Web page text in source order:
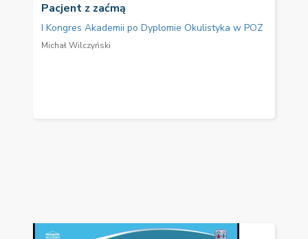
Pacjent z zaćmą
I Kongres Akademii po Dyplomie Okulistyka w POZ
Michał Wilczyński